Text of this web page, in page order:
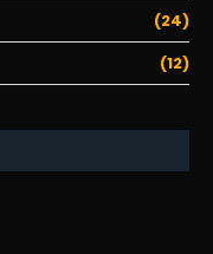
(24)
(12)